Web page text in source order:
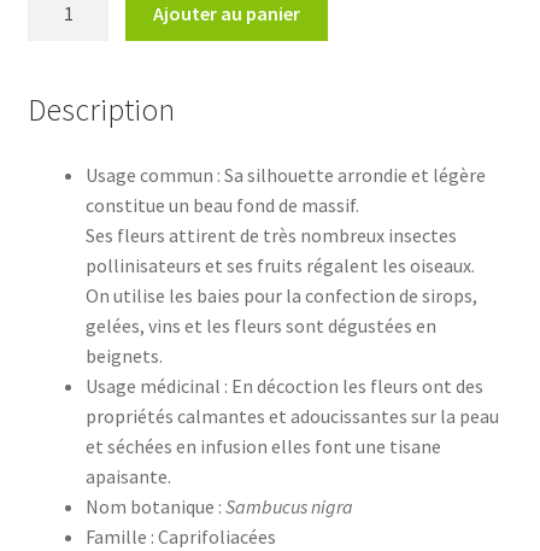
noir
Ajouter au panier
Description
Usage commun : Sa silhouette arrondie et légère
constitue un beau fond de massif.
Ses fleurs attirent de très nombreux insectes
pollinisateurs et ses fruits régalent les oiseaux.
On utilise les baies pour la confection de sirops,
gelées, vins et les fleurs sont dégustées en
beignets.
Usage médicinal : En décoction les fleurs ont des
propriétés calmantes et adoucissantes sur la peau
et séchées en infusion elles font une tisane
apaisante.
Nom botanique : Sambucus nigra
Famille : Caprifoliacées